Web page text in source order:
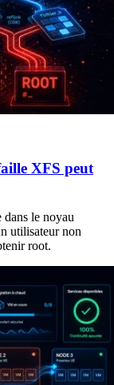
XFS peut
le noyau
utilisateur non
root.